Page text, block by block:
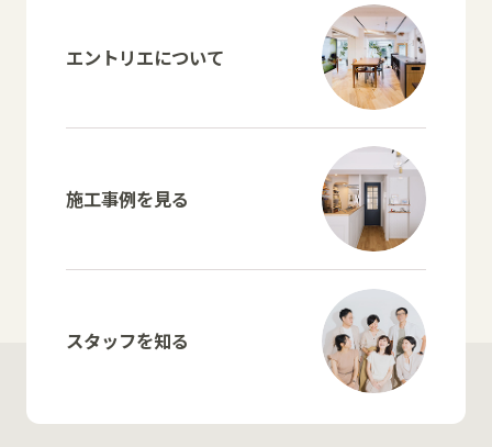
エントリエについて
施工事例を見る
スタッフを知る